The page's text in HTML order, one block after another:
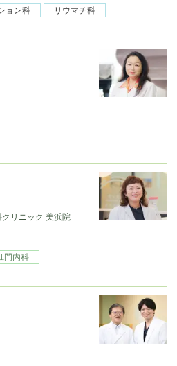
ョン科 リウマチ科
リニック 美浜院
門内科